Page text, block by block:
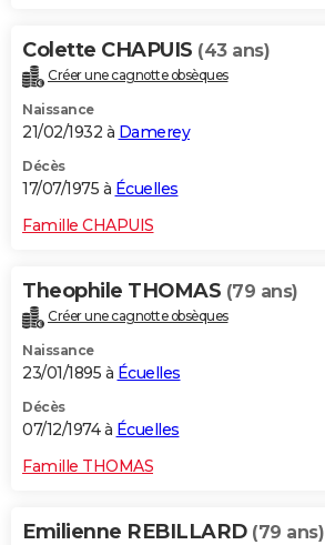
Colette CHAPUIS (43 ans)
Créer une cagnotte obsèques
Naissance
21/02/1932 à Damerey
Décès
17/07/1975 à Écuelles
Famille CHAPUIS
Theophile THOMAS (79 ans)
Créer une cagnotte obsèques
Naissance
23/01/1895 à Écuelles
Décès
07/12/1974 à Écuelles
Famille THOMAS
Emilienne REBILLARD (79 ans)